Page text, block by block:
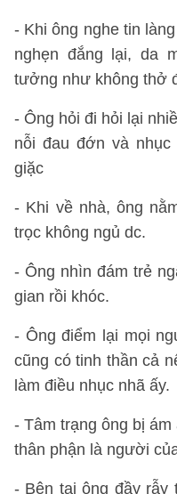
- Khi ông nghe tin
nghẹn đắng lại, da
tưởng như không thở
- Ông hỏi đi hỏi lại
nỗi đau đớn và
giặc
- Khi về nhà, ông
trọc không ngủ dc.
- Ông nhìn đám trẻ
gian rồi khóc.
- Ông điểm lại mọi
cũng có tinh thần cả
làm điều nhục nhã ấy.
- Tâm trạng ông bị
thân phận là người
- Bên tai ông đầy rẫy